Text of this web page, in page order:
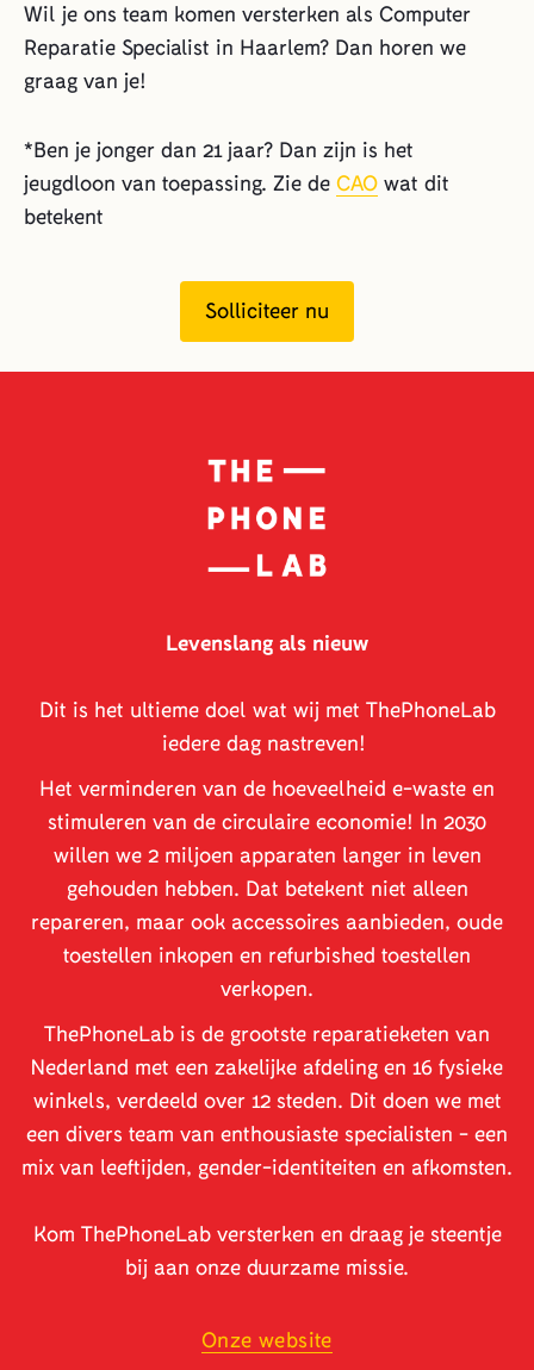
Wil je ons team komen versterken als Computer
Reparatie Specialist in Haarlem? Dan horen we
graag van je!
*Ben je jonger dan 21 jaar? Dan zijn is het
jeugdloon van toepassing. Zie de CAO wat dit
betekent
Solliciteer nu
Levenslang als nieuw
Dit is het ultieme doel wat wij met ThePhoneLab
iedere dag nastreven!
Het verminderen van de hoeveelheid e-waste en
stimuleren van de circulaire economie! In 2030
willen we 2 miljoen apparaten langer in leven
gehouden hebben. Dat betekent niet alleen
repareren, maar ook accessoires aanbieden, oude
toestellen inkopen en refurbished toestellen
verkopen.
ThePhoneLab is de grootste reparatieketen van
Nederland met een zakelijke afdeling en 16 fysieke
winkels, verdeeld over 12 steden. Dit doen we met
een divers team van enthousiaste specialisten - een
mix van leeftijden, gender-identiteiten en afkomsten.
Kom ThePhoneLab versterken en draag je steentje
bij aan onze duurzame missie.
Onze website